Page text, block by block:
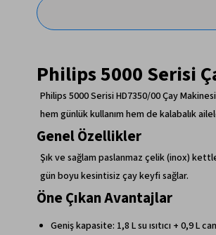
Philips 5000 Serisi
Philips 5000 Serisi HD7350/00 Çay
hem günlük kullanım hem de kalabalık
Genel Özellikler
Şık ve sağlam paslanmaz çelik (inox)
gün boyu kesintisiz çay keyfi sağlar.
Öne Çıkan Avantajlar
Geniş kapasite: 1,8 L su ısıtıcı + 0,9 L